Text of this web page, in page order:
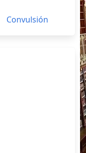
Convulsión